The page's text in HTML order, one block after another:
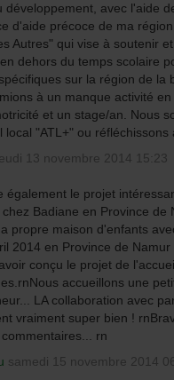
développement, avec l'aide
d'aide précoce de ma
Autres" qui vise à soutenir
dehors du temps scolaire
sur la région de la
à un manque activité
et un stage/an. Nous
local "ATL+" ou réfléchissons
13 novembre 2014 15:23
également le projet
Badiane en Province de
propre maison d'enfants
2014 en Province de
conçu le projet de
accueillons une
LA collaboration avec
vraiment super bien !
rn
samedi 15 novembre 2014